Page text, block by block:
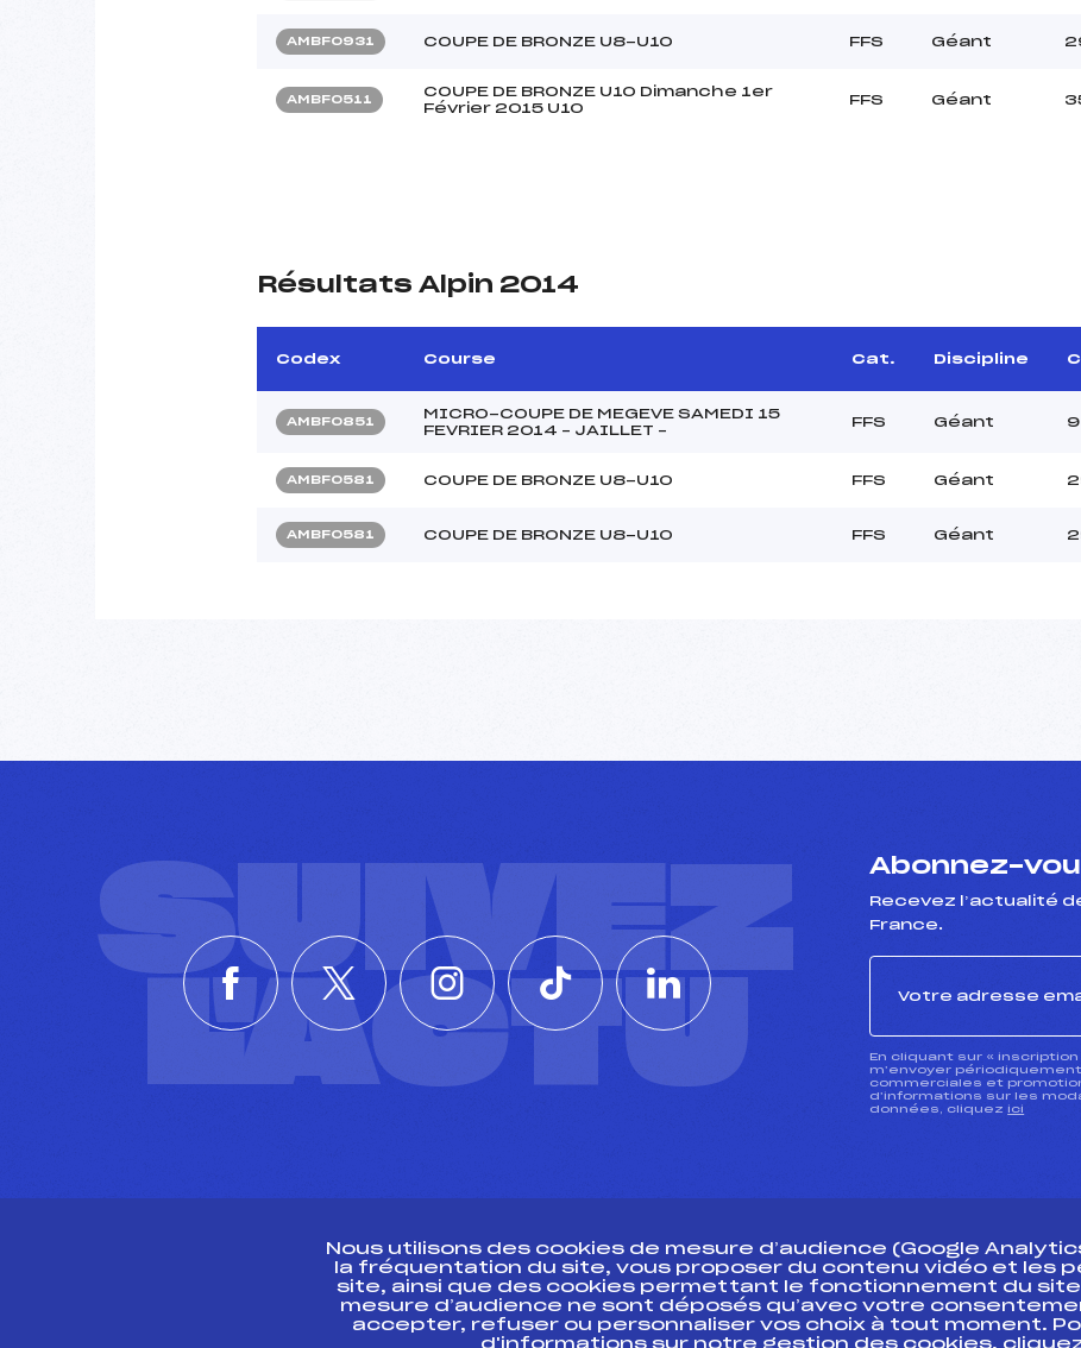
AMBF0931 COUPE DE BRONZE U8-U10 FFS Géant
AMBF0511
COUPE DE BRONZE U10 Dimanche 1er
Février 2015 U10
FFS Géant
Résultats Alpin 2014
Codex Course Cat. Discipline
AMBF0851
MICRO-COUPE DE MEGEVE SAMEDI 15
FEVRIER 2014 – JAILLET –
FFS Géant 9
AMBF0581 COUPE DE BRONZE U8-U10 FFS Géant
AMBFO581 COUPE DE BRONZE U8-U10 FFS Géant
SUIVEZ
L'ACTU
Abonnez-
Recevez l’actualité
France.
En cliquant sur «
m’envoyer
commerciales et
d’informations sur les
données, cliquez ici
Ressources
Pass’Neige
Pôle vie de
Nous utilisons des cookies de mesure d’audience (Google
la fréquentation du site, vous proposer du contenu vidéo et les
site, ainsi que des cookies permettant le fonctionnement du
mesure d’audience ne sont déposés qu’avec votre
accepter, refuser ou personnaliser vos choix à tout moment.
d'informations sur notre gestion des cookies,